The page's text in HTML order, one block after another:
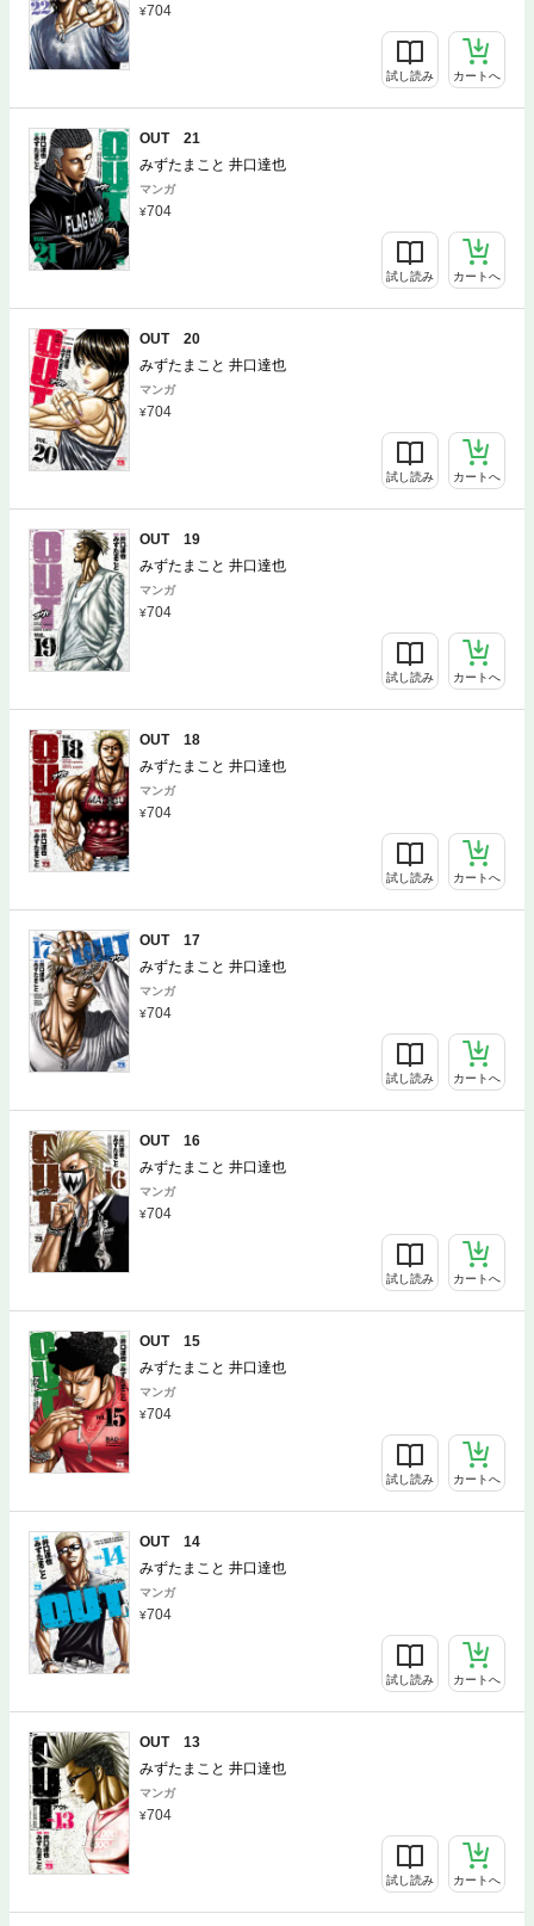
704
試し読み カートへ
OUT 21
みずたまこと 井口達也
マンガ
704
試し読み カートへ
OUT 20
みずたまこと 井口達也
マンガ
704
試し読み カートへ
OUT 19
みずたまこと 井口達也
マンガ
704
試し読み カートへ
OUT 18
みずたまこと 井口達也
マンガ
704
試し読み カートへ
OUT 17
みずたまこと 井口達也
マンガ
704
試し読み カートへ
OUT 16
みずたまこと 井口達也
マンガ
704
試し読み カートへ
OUT 15
みずたまこと 井口達也
マンガ
704
試し読み カートへ
OUT 14
みずたまこと 井口達也
マンガ
704
試し読み カートへ
OUT 13
みずたまこと 井口達也
マンガ
704
試し読み カートへ